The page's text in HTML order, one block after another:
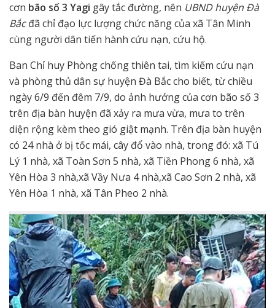
cơn bão số 3 Yagi gây tắc đường, nên UBND huyện Đà
Bắcđã chỉ đạo lực lượng chức năng của xã Tân Minh
cùng người dân tiến hành cứu nạn, cứu hộ.
Ban Chỉ huy Phòng chống thiên tai, tìm kiếm cứu nạn
và phòng thủ dân sự huyện Đà Bắc cho biết, từ chiều
ngày 6/9 đến đêm 7/9, do ảnh hưởng của cơn bão số 3
trên địa bàn huyện đã xảy ra mưa vừa, mưa to trên
diện rộng kèm theo gió giật mạnh. Trên địa bàn huyện
có 24 nhà ở bị tốc mái, cây đổ vào nhà, trong đó: xã Tú
Lý 1 nhà, xã Toàn Sơn 5 nhà, xã Tiền Phong 6 nhà, xã
Yên Hòa 3 nhà,xã Vầy Nưa 4 nhà,xã Cao Sơn 2 nhà, xã
Yên Hòa 1 nhà, xã Tân Pheo 2 nhà.